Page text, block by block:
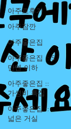
아주르후기
아주잠깐
아주좋은집
아주좋은집 :: 5
만엔 이하
아주좋은집 ::
가성비 특집
아주좋은집 ::
넓은 거실